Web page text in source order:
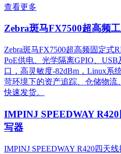
查看更多
Zebra斑马FX7500超高频
Zebra斑马FX7500超高频固定式
PoE供电、光学隔离GPIO、
口，高灵敏度-82dBm，Linux系
苛环境下的资产追踪、仓储物流
快速发货。
IMPINJ SPEEDWAY
写器
IMPINJ SPEEDWAY R420四天